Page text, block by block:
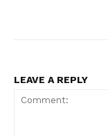
LEAVE A REPLY